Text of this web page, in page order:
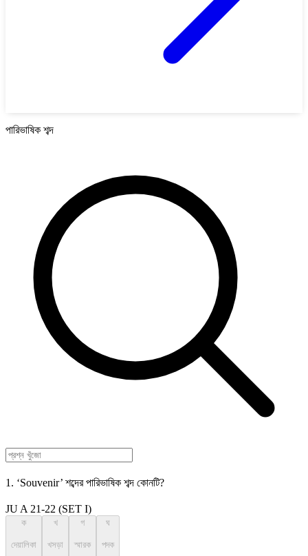
পারিভাষিক শব্দ
1. ‘Souvenir’ শব্দের পারিভাষিক শব্দ কোনটি?
JU A 21-22 (SET I)
ক
দেয়ালিকা
খ
খসড়া
গ
স্মারক
ঘ
পদক